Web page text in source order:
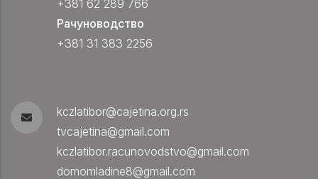
+381 62 289 766
Рачуноводство
+381 31 383 2256
kczlatibor@cajetina.org.rs
tvcajetina@gmail.com
kczlatibor.racunovodstvo@gmail.com
domomladine8@gmail.com